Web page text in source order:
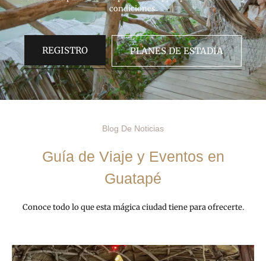
condiciones.
REGISTRO PLANES DE ESTADÍA
Blog De Noticias
Guía de Viaje y Eventos en
Guatapé
Conoce todo lo que esta mágica ciudad tiene para ofrecerte.